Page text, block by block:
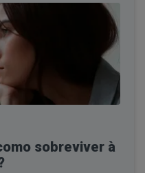
sobreviver à